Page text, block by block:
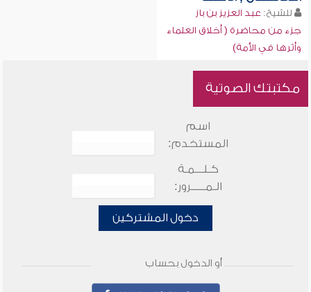
للشيخ: عبد العزيز بن باز
جزء من محاضرة ( أخلاق العلماء
وأثرها في الأمة)
مكتبتك الصوتية
اسم
المستخدم:
كـلـــمـة
الـمـــــرور:
دخول المشتركين
أو الدخول بحساب